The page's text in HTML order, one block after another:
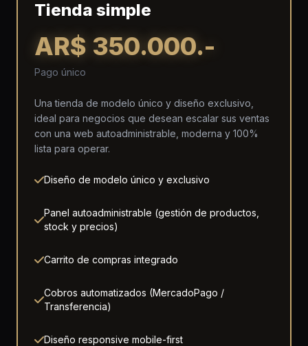
Tienda simple
AR$ 350.000.-
Pago único
Una tienda de modelo único y diseño exclusivo,
ideal para negocios que desean escalar sus ventas
con una web autoadministrable, moderna y 100%
lista para operar.
Diseño de modelo único y exclusivo
Panel autoadministrable (gestión de productos,
stock y precios)
Carrito de compras integrado
Cobros automatizados (MercadoPago /
Transferencia)
Diseño responsive mobile-first